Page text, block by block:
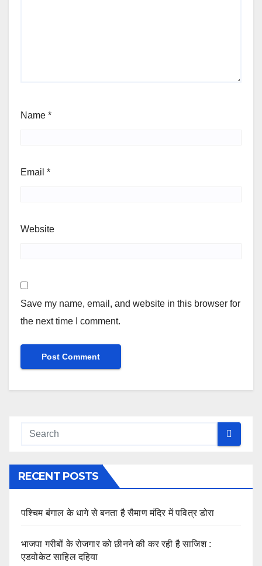
Name *
Email *
Website
Save my name, email, and website in this browser for
the next time I comment.
RECENT POSTS
पश्चिम बंगाल के धागे से बनता है सैमाण मंदिर में पवित्र डोरा
भाजपा गरीबों के रोजगार को छीनने की कर रही है साजिश :
एडवोकेट साहिल दहिया